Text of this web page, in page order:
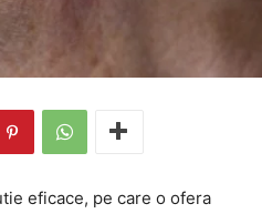
eficace, pe care o ofera